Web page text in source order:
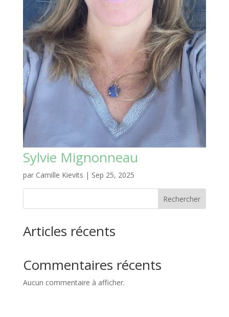
Sylvie Mignonneau
par Camille Kievits | Sep 25, 2025
Rechercher
Articles récents
Commentaires récents
Aucun commentaire à afficher.